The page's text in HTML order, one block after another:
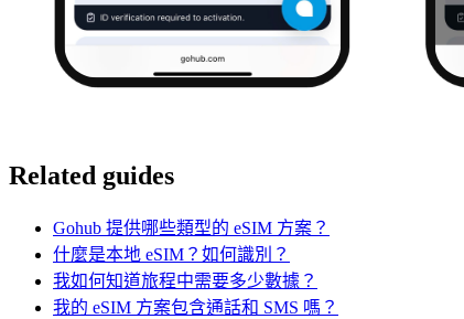
Related guides
Gohub 提供哪些類型的 eSIM 方案？
什麼是本地 eSIM？如何識別？
我如何知道旅程中需要多少數據？
我的 eSIM 方案包含通話和 SMS 嗎？